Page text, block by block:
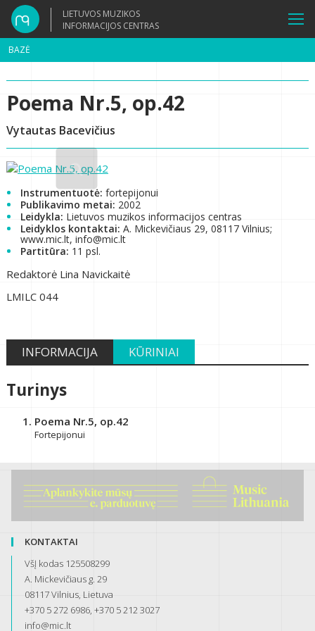
LIETUVOS MUZIKOS
INFORMACIJOS CENTRAS
BAZĖ
Poema Nr.5, op.42
Vytautas Bacevičius
Instrumentuotė: fortepijonui
Publikavimo metai: 2002
Leidykla: Lietuvos muzikos informacijos centras
Leidyklos kontaktai: A. Mickevičiaus 29, 08117 Vilnius;
www.mic.lt, info@mic.lt
Partitūra: 11 psl.
Redaktorė Lina Navickaitė
LMILC 044
INFORMACIJA KŪRINIAI
Turinys
Poema Nr.5, op.42
Fortepijonui
KONTAKTAI
VšĮ kodas 125508299
A. Mickevičiaus g. 29
08117 Vilnius, Lietuva
+370 5 272 6986, +370 5 212 3027
info@mic.lt